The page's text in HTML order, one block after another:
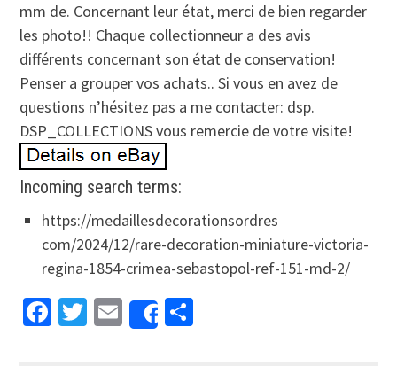
mm de. Concernant leur état, merci de bien regarder
les photo!! Chaque collectionneur a des avis
différents concernant son état de conservation!
Penser a grouper vos achats.. Si vous en avez de
questions n’hésitez pas a me contacter: dsp.
DSP_COLLECTIONS vous remercie de votre visite!
Incoming search terms:
https://medaillesdecorationsordres
com/2024/12/rare-decoration-miniature-victoria-
regina-1854-crimea-sebastopol-ref-151-md-2/
Facebook
Twitter
EmailShare